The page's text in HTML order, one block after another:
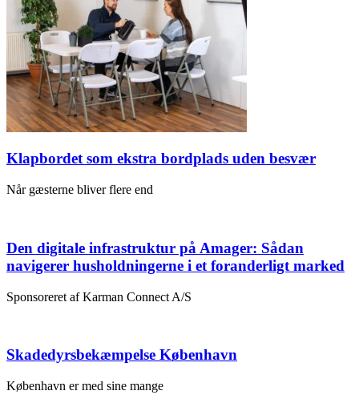
Klapbordet som ekstra bordplads uden besvær
Når gæsterne bliver flere end
Den digitale infrastruktur på Amager: Sådan
navigerer husholdningerne i et foranderligt marked
Sponsoreret af Karman Connect A/S
Skadedyrsbekæmpelse København
København er med sine mange